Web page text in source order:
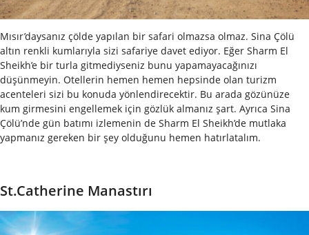
Mısır’daysanız çölde yapılan bir safari olmazsa olmaz. Sina Çölü
altın renkli kumlarıyla sizi safariye davet ediyor. Eğer Sharm El
Sheikh’e bir turla gitmediyseniz bunu yapamayacağınızı
düşünmeyin. Otellerin hemen hemen hepsinde olan turizm
acenteleri sizi bu konuda yönlendirecektir. Bu arada gözünüze
kum girmesini engellemek için gözlük almanız şart. Ayrıca Sina
Çölü’nde gün batımı izlemenin de Sharm El Sheikh’de mutlaka
yapmanız gereken bir şey olduğunu hemen hatırlatalım.
St.Catherine Manastırı